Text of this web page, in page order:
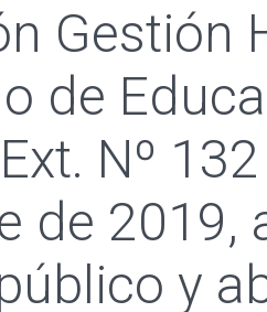
de
Nº
de 2019,
y